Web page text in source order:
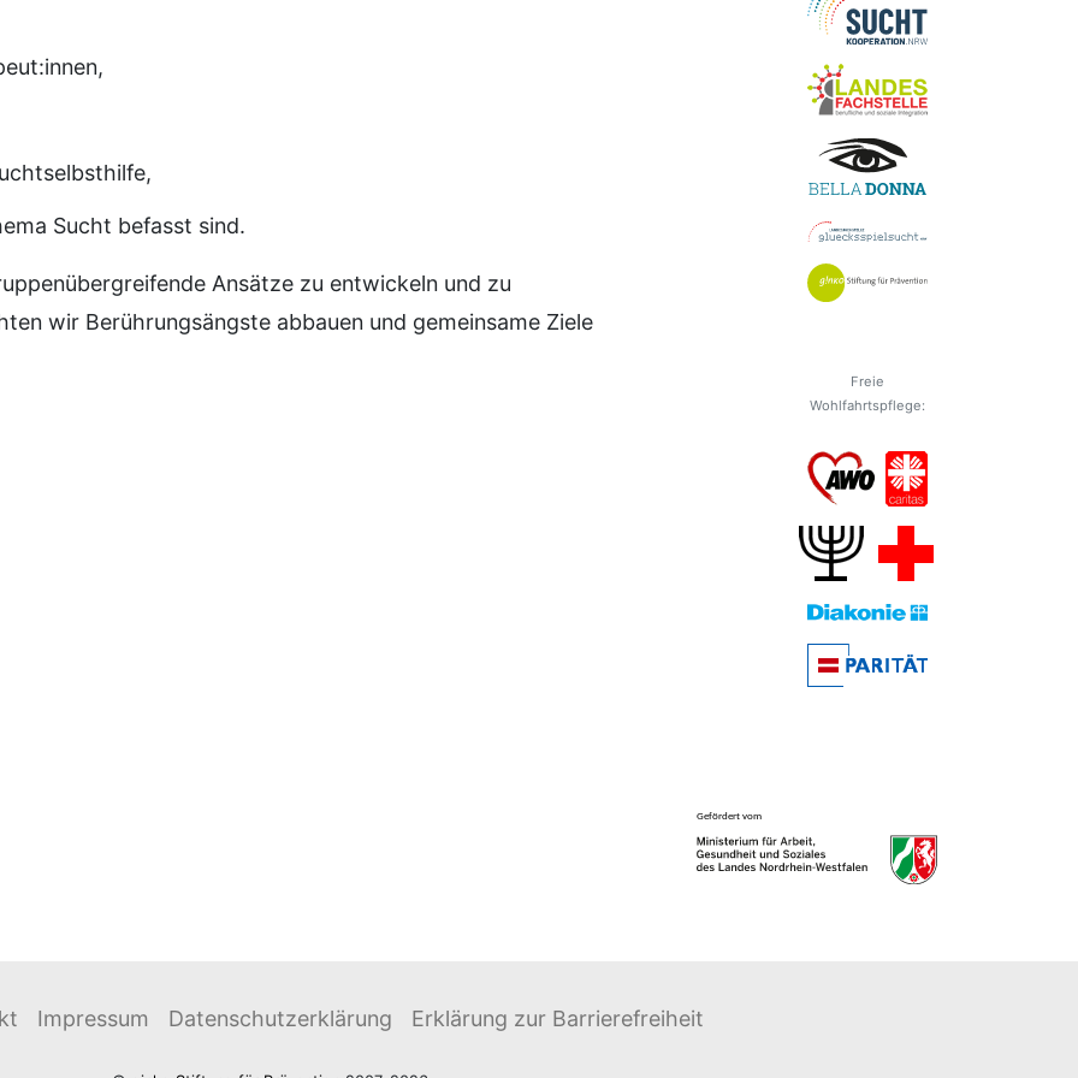
Sucht befasst sind.
Ansätze zu entwickeln und zu
wir Berührungsängste abbauen und gemeinsame Ziele
Freie
Wohlfahrtspflege:
Impressum Datenschutzerklärung Erklärung zur Barrierefreiheit